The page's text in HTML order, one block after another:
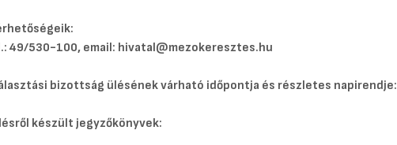
49/530-100, email: hivatal@mezokeresztes.hu
bizottság ülésének várható időpontja és részletes napirendje:
készült jegyzőkönyvek: